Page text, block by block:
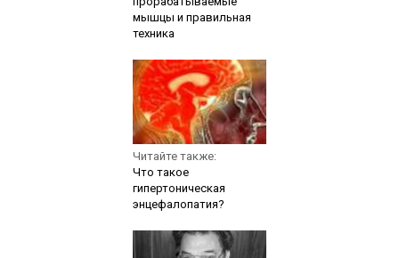
мышцы и правильная
техника
Читайте также:
Что такое
гипертоническая
энцефалопатия?